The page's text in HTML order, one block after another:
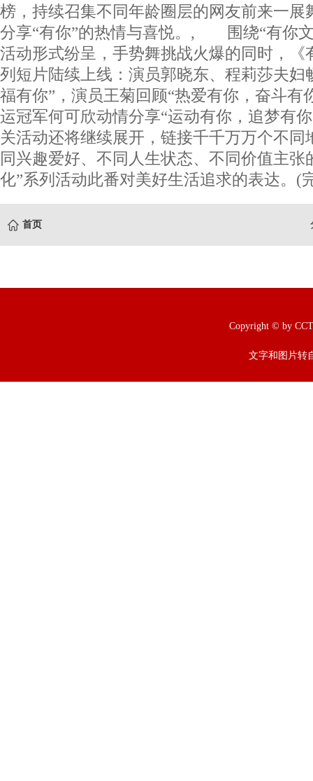
榜，持续召集不同年龄圈层的网友前来一展
分享“有你”的热情与喜悦。, 围绕“有你文
活动形式纷呈，手势舞挑战火爆的同时，《
列短片陆续上线：演员郭晓东、程莉莎夫妇
福有你”，演员王菊回顾“热爱有你，奋斗有
运冠军何可欣动情分享“运动有你，追梦
关活动还将继续展开，链接千千万万个不同
同兴趣爱好、不同人生状态、不同价值主张
化”系列活动此番对美好生活追求的表达。(
首页
Copyright © by
文字和图片转